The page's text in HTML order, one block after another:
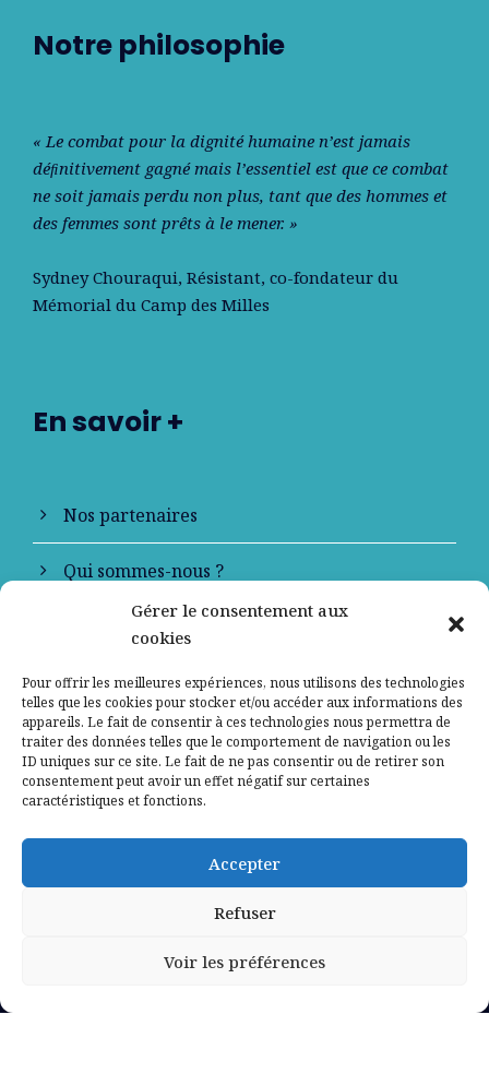
Gérer le consentement aux
cookies
Pour offrir les meilleures expériences, nous utilisons des technologies
telles que les cookies pour stocker et/ou accéder aux informations des
appareils. Le fait de consentir à ces technologies nous permettra de
traiter des données telles que le comportement de navigation ou les
ID uniques sur ce site. Le fait de ne pas consentir ou de retirer son
consentement peut avoir un effet négatif sur certaines
caractéristiques et fonctions.
Accepter
Refuser
Voir les préférences
Notre philosophie
« Le combat pour la dignité humaine n’est jamais
déﬁnitivement gagné mais l’essentiel est que ce combat
ne soit jamais perdu non plus, tant que des hommes et
des femmes sont prêts à le mener. »
Sydney Chouraqui, Résistant, co-fondateur du
Mémorial du Camp des Milles
En savoir +
Nos partenaires
Qui sommes-nous ?
Contactez-nous
Mentions légales
Politique de confidentialité